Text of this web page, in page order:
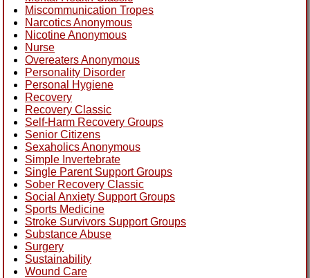
Miscommunication Tropes
Narcotics Anonymous
Nicotine Anonymous
Nurse
Overeaters Anonymous
Personality Disorder
Personal Hygiene
Recovery
Recovery Classic
Self-Harm Recovery Groups
Senior Citizens
Sexaholics Anonymous
Simple Invertebrate
Single Parent Support Groups
Sober Recovery Classic
Social Anxiety Support Groups
Sports Medicine
Stroke Survivors Support Groups
Substance Abuse
Surgery
Sustainability
Wound Care